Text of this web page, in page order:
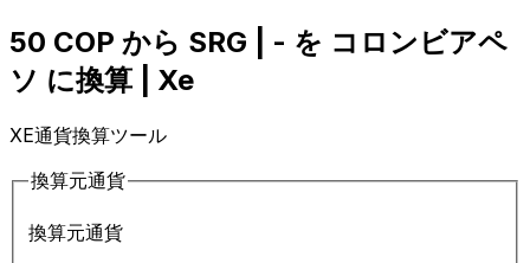
50 COP から SRG | - を コロンビアペ
ソ に換算 | Xe
XE通貨換算ツール
換算元通貨
換算元通貨